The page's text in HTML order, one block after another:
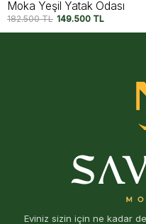
Moka Yeşil Yatak Odası
182.500TL 149.500 TL
Eviniz sizin için ne kadar